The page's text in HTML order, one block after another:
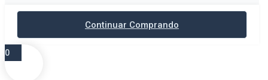
Continuar Comprando
0